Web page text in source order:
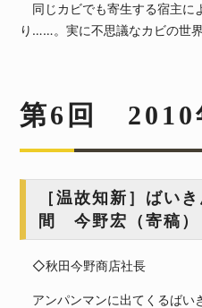
同じカビでも寄生する宿主に
り……。実に不思議なカビの世界
第6回 2010
［温故知新］ばい
間 今野宏（寄稿）
◇秋田今野商店社長
アンパンマンに出てくるばい